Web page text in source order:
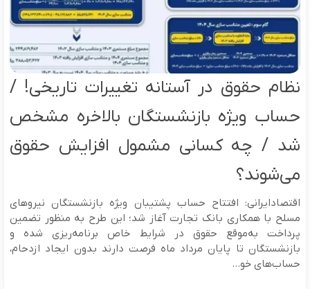
نظام حقوق در آستانه تغییرات تاریخی! /
حساب ویژه بازنشستگان بالاخره مشخص
شد / چه کسانی مشمول افزایش حقوق
می‌شوند؟
اقتصادایرانی: افتتاح حساب پشتیبان ویژه بازنشستگان نیروهای
مسلح با همکاری بانک تجارت آغاز شد؛ این طرح به منظور تضمین
پرداخت به‌موقع حقوق در شرایط خاص برنامه‌ریزی شده و
بازنشستگان تا پایان مرداد ماه فرصت دارند بدون ایجاد ازدحام،
حساب‌های خو...